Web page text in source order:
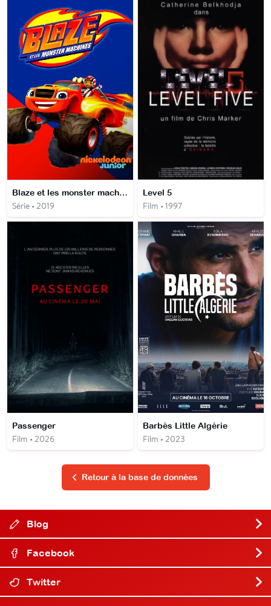
Blaze et les monster machines
Série • 2019
Level 5
Film • 1997
Passenger
Film • 2026
Barbès Little Algérie
Film • 2023
Retour à la base de données
Blog
Facebook
Twitter